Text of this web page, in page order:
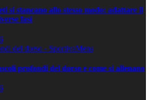
si stancano allo stesso modo: adattare il
fasi
profondi del dorso e come si allenano